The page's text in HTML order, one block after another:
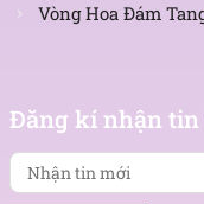
Vòng Hoa Đám
Đăng kí nhận
tin
mới